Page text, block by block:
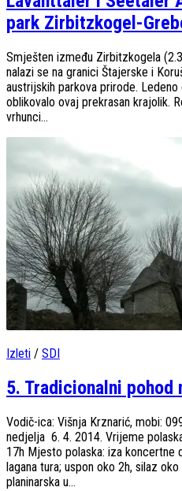
park Zirbitzkogel-
Smješten između Zirbitzkogela
nalazi se na granici Štajerske i
austrijskih parkova prirode.
oblikovalo ovaj prekrasan krajolik.
vrhunci...
Izleti / SDI
5. Tradicionalni pohod
Vodič-ica: Višnja Krznarić, mobi:
nedjelja 6. 4. 2014. Vrijeme
17h Mjesto polaska: iza koncertne
lagana tura; uspon oko 2h, silaz
planinarska u...